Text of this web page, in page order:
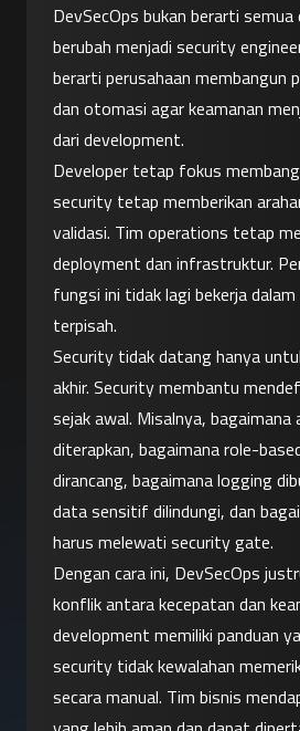
DevSecOps bukan berarti
berubah menjadi security
berarti perusahaan membangun
dan otomasi agar keamanan
dari development.
Developer tetap fokus
security tetap memberikan
validasi. Tim operations tetap
deployment dan infrastruktur.
fungsi ini tidak lagi bekerja
terpisah.
Security tidak datang hanya
akhir. Security membantu
sejak awal. Misalnya,
diterapkan, bagaimana role-
dirancang, bagaimana logging
data sensitif dilindungi, dan
harus melewati security gate.
Dengan cara ini, DevSecOps
konflik antara kecepatan dan
development memiliki panduan
security tidak kewalahan
secara manual. Tim bisnis